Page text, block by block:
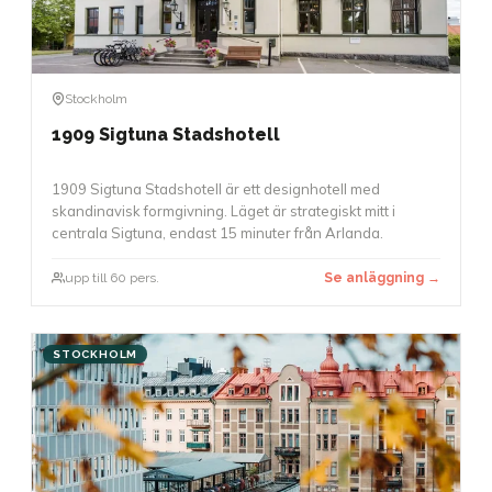
Stockholm
1909 Sigtuna Stadshotell
1909 Sigtuna Stadshotell är ett designhotell med
skandinavisk formgivning. Läget är strategiskt mitt i
centrala Sigtuna, endast 15 minuter från Arlanda.
upp till 60 pers. Se anläggning →
STOCKHOLM